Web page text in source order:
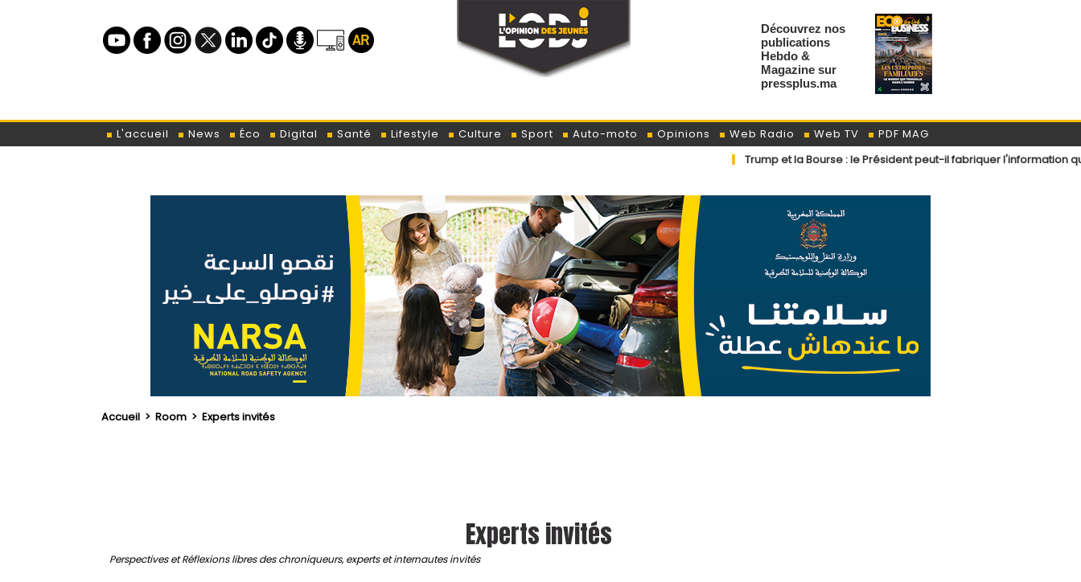
Découvrez nos
publications
Hebdo &
Magazine sur
pressplus.ma
L'accueil News Éco Digital Santé Lifestyle Culture Sport Auto-moto Opinions Web Radio Web TV
PDF MAG
Trump et la Bourse : le Président peut-il fabriquer l'information qui fait
Accueil > Room > Experts invités
Experts invités
Perspectives et Réflexions libres des chroniqueurs, experts et internautes invités